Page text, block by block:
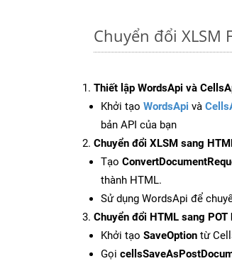
Chuyển đổi XLSM
Thiết lập WordsApi và
Khởi tạo WordsApi và
bản API của bạn
Chuyển đổi XLSM sang
Tạo
thành HTML.
Sử dụng WordsApi để
Chuyển đổi HTML sang POT
Khởi tạo SaveOption từ
Gọi